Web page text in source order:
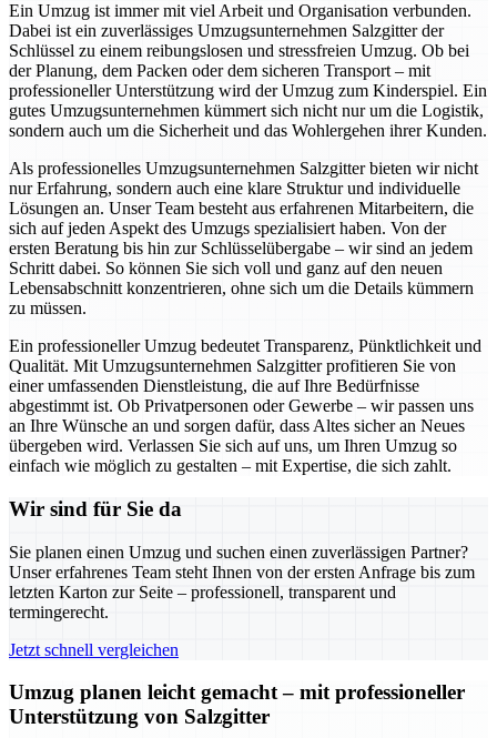
Ein Umzug ist immer mit viel Arbeit und Organisation verbunden.
Dabei ist ein zuverlässiges Umzugsunternehmen Salzgitter der
Schlüssel zu einem reibungslosen und stressfreien Umzug. Ob bei
der Planung, dem Packen oder dem sicheren Transport – mit
professioneller Unterstützung wird der Umzug zum Kinderspiel. Ein
gutes Umzugsunternehmen kümmert sich nicht nur um die Logistik,
sondern auch um die Sicherheit und das Wohlergehen ihrer Kunden.
Als professionelles Umzugsunternehmen Salzgitter bieten wir nicht
nur Erfahrung, sondern auch eine klare Struktur und individuelle
Lösungen an. Unser Team besteht aus erfahrenen Mitarbeitern, die
sich auf jeden Aspekt des Umzugs spezialisiert haben. Von der
ersten Beratung bis hin zur Schlüsselübergabe – wir sind an jedem
Schritt dabei. So können Sie sich voll und ganz auf den neuen
Lebensabschnitt konzentrieren, ohne sich um die Details kümmern
zu müssen.
Ein professioneller Umzug bedeutet Transparenz, Pünktlichkeit und
Qualität. Mit Umzugsunternehmen Salzgitter profitieren Sie von
einer umfassenden Dienstleistung, die auf Ihre Bedürfnisse
abgestimmt ist. Ob Privatpersonen oder Gewerbe – wir passen uns
an Ihre Wünsche an und sorgen dafür, dass Altes sicher an Neues
übergeben wird. Verlassen Sie sich auf uns, um Ihren Umzug so
einfach wie möglich zu gestalten – mit Expertise, die sich zahlt.
Wir sind für Sie da
Sie planen einen Umzug und suchen einen zuverlässigen Partner?
Unser erfahrenes Team steht Ihnen von der ersten Anfrage bis zum
letzten Karton zur Seite – professionell, transparent und
termingerecht.
Jetzt schnell vergleichen
Umzug planen leicht gemacht – mit professioneller
Unterstützung von Salzgitter